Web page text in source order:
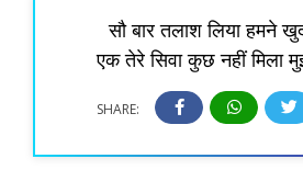
सौ बार तलाश लिया हमने
एक तेरे सिवा कुछ नहीं मिला
SHARE: